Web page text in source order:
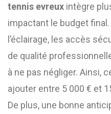
tennis evreux intègre
impactant le budget
l’éclairage, les accès
de qualité
à ne pas négliger. Ainsi,
ajouter entre 5 000 € et
De plus, une bonne